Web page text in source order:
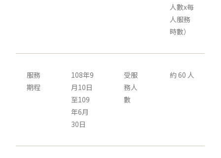
人數x每
人服務
時數）
服務
期程
108年9
月10日
至109
年6月
30日
受服
務人
數
約 60 人